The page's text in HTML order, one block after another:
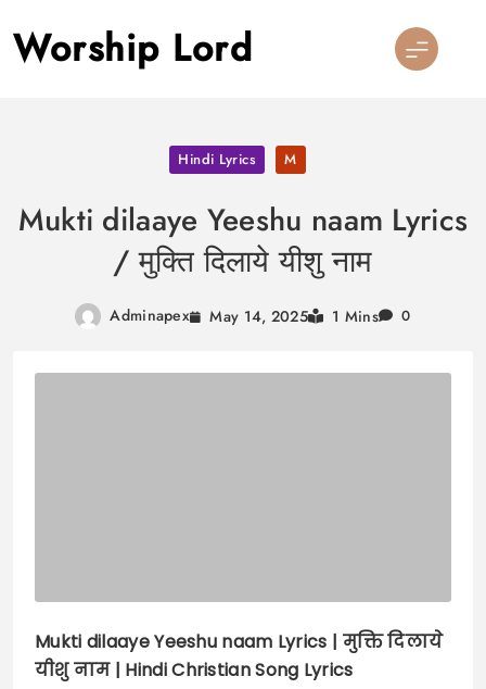
to
content
Worship Lord
Hindi Lyrics M
Mukti dilaaye Yeeshu naam Lyrics
/ मुक्ति दिलाये यीशु नाम
Adminapex May 14, 2025 1 Mins 0
Mukti dilaaye Yeeshu naam Lyrics | मुक्ति दिलाये
यीशु नाम | Hindi Christian Song Lyrics